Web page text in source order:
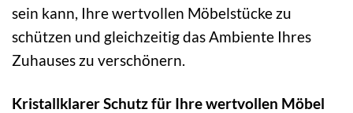
sein kann, Ihre wertvollen Möbelstücke zu
schützen und gleichzeitig das Ambiente Ihres
Zuhauses zu verschönern.
Kristallklarer Schutz für Ihre wertvollen Möbel